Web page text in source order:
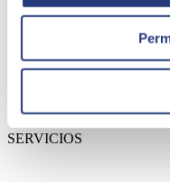
Sobre SEIDOR
Nuestras oficinas
Talento
SERVICIOS